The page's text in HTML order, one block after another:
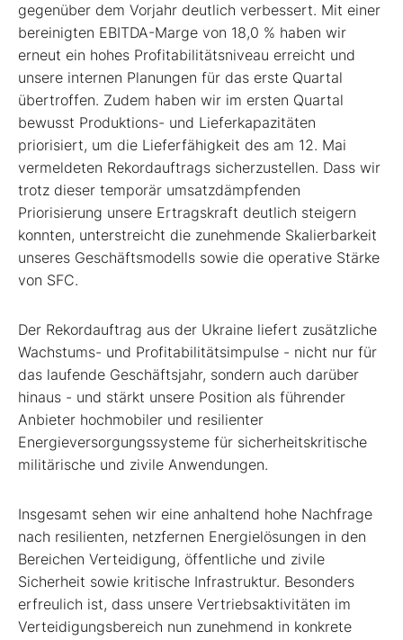
gegenüber dem Vorjahr deutlich verbessert. Mit einer
bereinigten EBITDA-Marge von 18,0 % haben wir
erneut ein hohes Profitabilitätsniveau erreicht und
unsere internen Planungen für das erste Quartal
übertroffen. Zudem haben wir im ersten Quartal
bewusst Produktions- und Lieferkapazitäten
priorisiert, um die Lieferfähigkeit des am 12. Mai
vermeldeten Rekordauftrags sicherzustellen. Dass wir
trotz dieser temporär umsatzdämpfenden
Priorisierung unsere Ertragskraft deutlich steigern
konnten, unterstreicht die zunehmende Skalierbarkeit
unseres Geschäftsmodells sowie die operative Stärke
von SFC.
Der Rekordauftrag aus der Ukraine liefert zusätzliche
Wachstums- und Profitabilitätsimpulse - nicht nur für
das laufende Geschäftsjahr, sondern auch darüber
hinaus - und stärkt unsere Position als führender
Anbieter hochmobiler und resilienter
Energieversorgungssysteme für sicherheitskritische
militärische und zivile Anwendungen.
Insgesamt sehen wir eine anhaltend hohe Nachfrage
nach resilienten, netzfernen Energielösungen in den
Bereichen Verteidigung, öffentliche und zivile
Sicherheit sowie kritische Infrastruktur. Besonders
erfreulich ist, dass unsere Vertriebsaktivitäten im
Verteidigungsbereich nun zunehmend in konkrete